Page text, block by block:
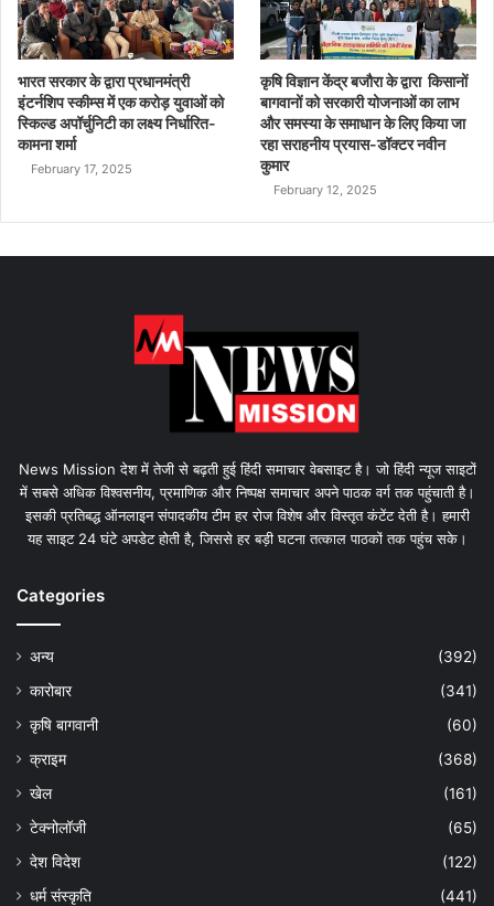
भारत सरकार के द्वारा प्रधानमंत्री
इंटर्नशिप स्कीम्स में एक करोड़ युवाओं को
स्किल्ड अपॉर्चुनिटी का लक्ष्य निर्धारित-
कामना शर्मा
February 17, 2025
कृषि विज्ञान केंद्र बजौरा के द्वारा किसानों
बागवानों को सरकारी योजनाओं का लाभ
और समस्या के समाधान के लिए किया जा
रहा सराहनीय प्रयास-डॉक्टर नवीन
कुमार
February 12, 2025
News Mission देश में तेजी से बढ़ती हुई हिंदी समाचार वेबसाइट है। जो हिंदी न्यूज साइटों
में सबसे अधिक विश्वसनीय, प्रमाणिक और निष्पक्ष समाचार अपने पाठक वर्ग तक पहुंचाती है।
इसकी प्रतिबद्ध ऑनलाइन संपादकीय टीम हर रोज विशेष और विस्तृत कंटेंट देती है। हमारी
यह साइट 24 घंटे अपडेट होती है, जिससे हर बड़ी घटना तत्काल पाठकों तक पहुंच सके।
Categories
अन्य
(392)
कारोबार
(341)
कृषि बागवानी
(60)
क्राइम
(368)
खेल
(161)
टेक्नोलॉजी
(65)
देश विदेश
(122)
धर्म संस्कृति
(441)